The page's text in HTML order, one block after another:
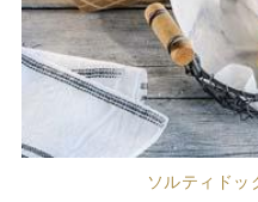
ソルティドッ